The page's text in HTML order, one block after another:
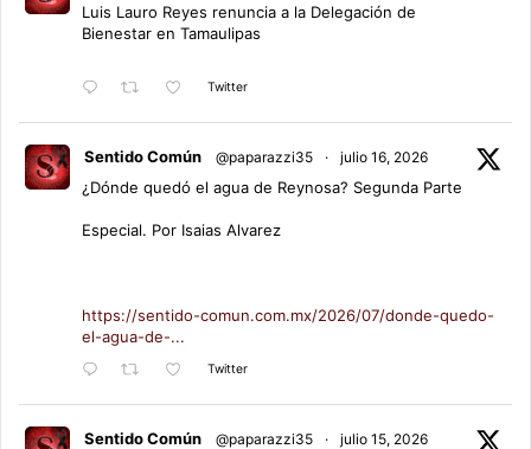
Luis Lauro Reyes renuncia a la Delegación de
Bienestar en Tamaulipas
Twitter
Sentido Común @paparazzi35 · julio 16, 2026
¿Dónde quedó el agua de Reynosa? Segunda Parte
Especial. Por Isaias Alvarez
https://sentido-comun.com.mx/2026/07/donde-quedo-
el-agua-de-...
Twitter
Sentido Común @paparazzi35 · julio 15, 2026